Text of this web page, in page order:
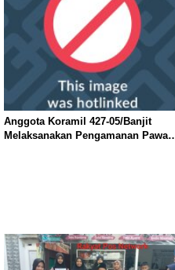
Anggota Koramil 427-05/Banjit
Melaksanakan Pengamanan Pawai